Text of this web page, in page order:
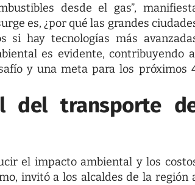
desde el gas”,
es, ¿por qué las grandes
si hay tecnologías más
es evidente, contribuyendo
y una meta para los próximos
del transporte
el impacto ambiental y los
invitó a los alcaldes de la región